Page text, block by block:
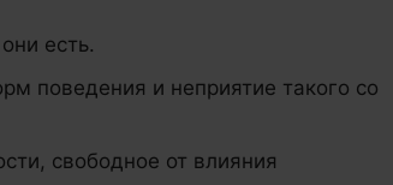
есть.
поведения и неприятие такого со
свободное от влияния